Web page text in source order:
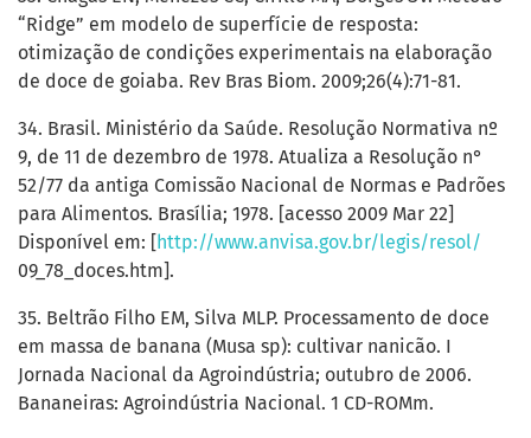
“Ridge” em modelo de superfície de resposta:
otimização de condições experimentais na elaboração
de doce de goiaba. Rev Bras Biom. 2009;26(4):71-81.
34. Brasil. Ministério da Saúde. Resolução Normativa nº
9, de 11 de dezembro de 1978. Atualiza a Resolução n°
52/77 da antiga Comissão Nacional de Normas e Padrões
para Alimentos. Brasília; 1978. [acesso 2009 Mar 22]
Disponível em: [ http://www.anvisa.gov.br/legis/resol/
09_78_doces.htm].
35. Beltrão Filho EM, Silva MLP. Processamento de doce
em massa de banana (Musa sp): cultivar nanicão. I
Jornada Nacional da Agroindústria; outubro de 2006.
Bananeiras: Agroindústria Nacional. 1 CD-ROMm.